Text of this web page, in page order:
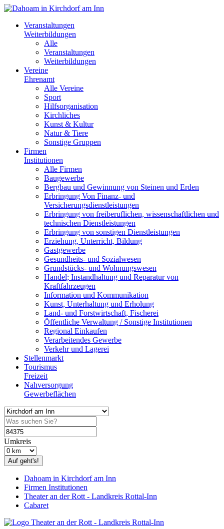
Veranstaltungen
Weiterbildungen
Alle
Veranstaltungen
Weiterbildungen
Vereine
Ehrenamt
Alle Vereine
Sport
Hilfsorganisation
Kirchliches
Kunst & Kultur
Natur & Tiere
Sonstige Gruppen
Firmen
Institutionen
Alle Firmen
Baugewerbe
Bergbau und Gewinnung von Steinen und Erden
Erbringung Von Finanz- und
Versicherungsdienstleistungen
Erbringung von freiberuflichen, wissenschaftlichen und
technischen Dienstleistungen
Erbringung von sonstigen Dienstleistungen
Erziehung, Unterricht, Bildung
Gastgewerbe
Gesundheits- und Sozialwesen
Grundstücks- und Wohnungswesen
Handel; Instandhaltung und Reparatur von
Kraftfahrzeugen
Information und Kommunikation
Kunst, Unterhaltung und Erholung
Land- und Forstwirtschaft, Fischerei
Öffentliche Verwaltung / Sonstige Institutionen
Regional Einkaufen
Verarbeitendes Gewerbe
Verkehr und Lagerei
Stellenmarkt
Tourismus
Freizeit
Nahversorgung
Gewerbeflächen
Umkreis
Auf geht's!
Dahoam in Kirchdorf am Inn
Firmen Institutionen
Theater an der Rott - Landkreis Rottal-Inn
Cabaret